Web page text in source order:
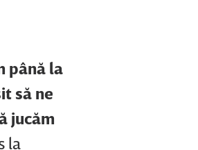
până la
să ne
jucăm
la